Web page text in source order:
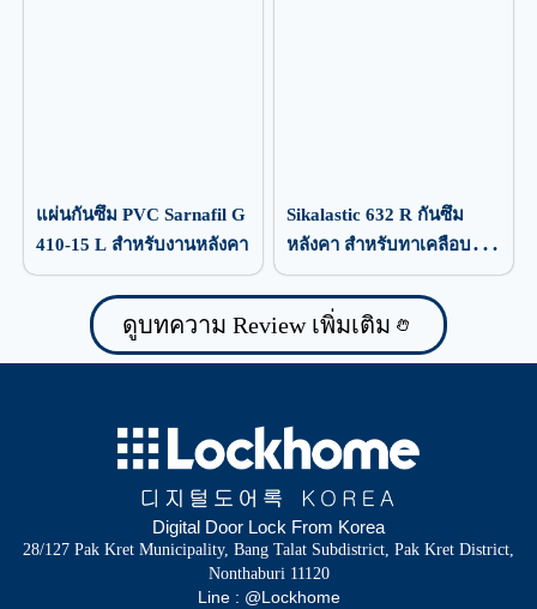
แผ่นกันซึม PVC Sarnafil G
410-15 L สำหรับงานหลังคา
Sikalastic 632 R กันซึม
หลังคา สำหรับทาเคลือบ
ป้องกันน้ำรั่วซึม
ดูบทความ Review เพิ่มเติม
Digital Door Lock From Korea
28/127 Pak Kret Municipality, Bang Talat Subdistrict, Pak Kret District,
Nonthaburi 11120
Line : @Lockhome